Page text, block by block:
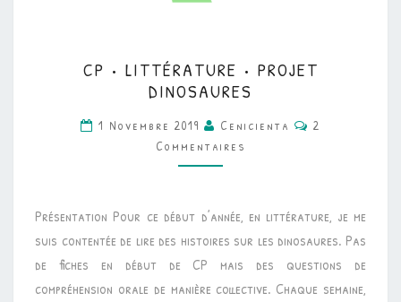
•
LITTÉRATURE
•
PROJET
CP • LITTÉRATURE • PROJET
DINOSAURES
1 Novembre 2019 Cenicienta Commentaires
2
Commentaires
Présentation Pour ce début d’année, en littérature, je me
suis contentée de lire des histoires sur les dinosaures. Pas
de fiches en début de CP mais des questions de
compréhension orale de manière collective. Chaque semaine,